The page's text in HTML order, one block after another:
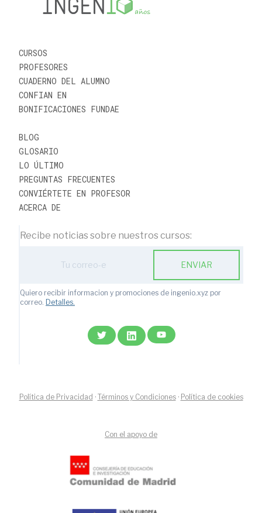
CURSOS
PROFESORES
CUADERNO DEL ALUMNO
CONFIAN EN
BONIFICACIONES FUNDAE
BLOG
GLOSARIO
LO ÚLTIMO
PREGUNTAS FRECUENTES
CONVIÉRTETE EN PROFESOR
ACERCA DE
Recibe noticias sobre nuestros cursos:
form
ic
ENVIAR
Quiero recibir informacion y promociones de ingenio.xyz por
correo. Detalles.
Política de Privacidad · Términos y Condiciones· Política de cookies
Con el apoyo de